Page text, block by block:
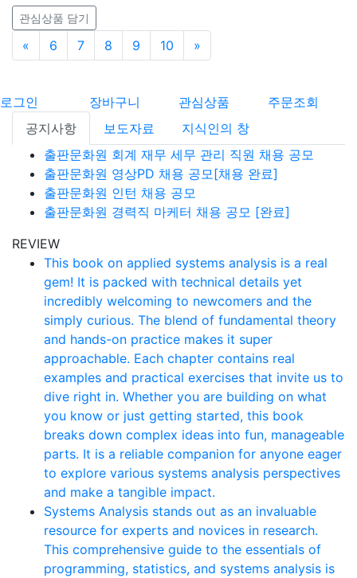
관심상품 담기
« 이전6 7 8 9 10 »
로그인 장바구니 관심상품
주문조회
공지사항
보도자료
지식인의 창
출판문화원 회계 재무 세무 관리 직원 채용 공모
출판문화원 영상PD 채용 공모[채용 완료]
출판문화원 인턴 채용 공모
출판문화원 경력직 마케터 채용 공모 [완료]
REVIEW
This book on applied systems analysis is a real
gem! It is packed with technical details yet
incredibly welcoming to newcomers and the
simply curious. The blend of fundamental theory
and hands-on practice makes it super
approachable. Each chapter contains real
examples and practical exercises that invite us to
dive right in. Whether you are building on what
you know or just getting started, this book
breaks down complex ideas into fun, manageable
parts. It is a reliable companion for anyone eager
to explore various systems analysis perspectives
and make a tangible impact.
Systems Analysis stands out as an invaluable
resource for experts and novices in research.
This comprehensive guide to the essentials of
programming, statistics, and systems analysis is